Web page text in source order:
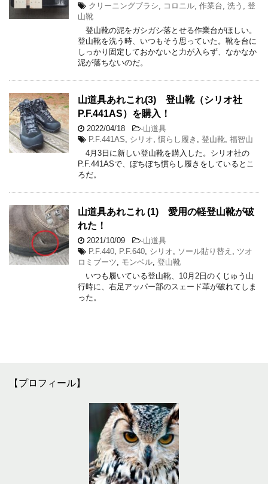
クリーニングブラシ
コロニル 作業台 洗う
登
山靴
登山靴の泥をガシガシ落とせる作業台がほしい。
登山靴を洗う時、いつもそう思っていた。靴を台に
しっかり固定しておかないと力が入らず、なかなか
泥が落ちないのだ。
山道具あれこれ(3) 登山靴（シリオ社
P.F.441AS）を購入！
2022/04/18 -山道具
P.F.441AS
シリオ 慣らし履き 登山靴 福智山
4月3日に新しい登山靴を購入した。シリオ社の
P.F.441ASで、ぼちぼち慣らし履きをしているとこ
ろだ。
山道具あれこれ (1) 愛用の軽登山靴が破
れた！
2021/10/09 -山道具
P.F.440 P.F.640 シリオ ソール貼り替え
ツオ
ロミブーツ
モンベル 登山靴
いつも履いている登山靴、10月2日のくじゅう山
行時に、右足アッパー部のスェード革が破れてしま
った。
【プロフィール】